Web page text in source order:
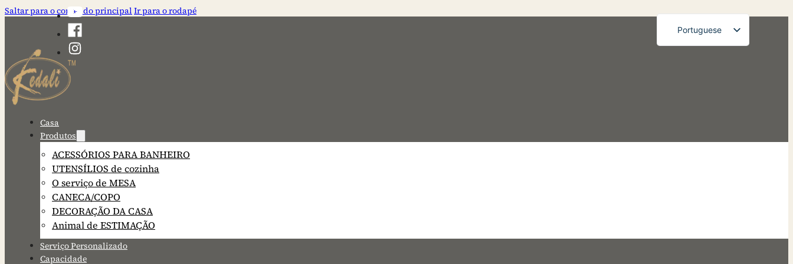
Saltar para o conteúdo principal Ir para o rodapé
Portuguese
English
Casa
Produtos
ACESSÓRIOS PARA BANHEIRO
UTENSÍLIOS de cozinha
O serviço de MESA
CANECA/COPO
DECORAÇÃO DA CASA
Animal de ESTIMAÇÃO
Serviço Personalizado
Capacidade